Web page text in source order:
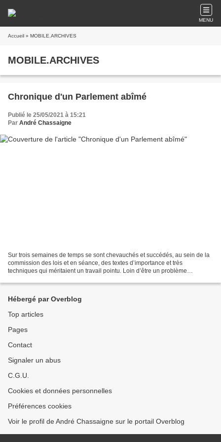
MENU
Accueil » MOBILE.ARCHIVES
MOBILE.ARCHIVES
Chronique d'un Parlement abîmé
Publié le 25/05/2021 à 15:21
Par André Chassaigne
Sur trois semaines de temps se sont chevauchés et succédés, au sein de la
commission des lois et en séance, des textes d’importance et très
techniques qui méritaient un travail pointu. Loin d’être un problème
Hébergé par Overblog
Top articles
Pages
Contact
Signaler un abus
C.G.U.
Cookies et données personnelles
Préférences cookies
Voir le profil de André Chassaigne sur le portail Overblog